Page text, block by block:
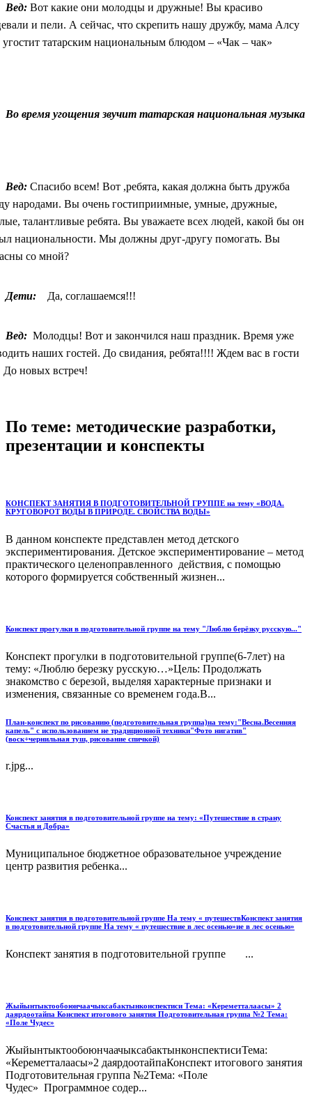
Вед: Вот какие они молодцы и дружные! Вы красиво
и пели. А сейчас, что скрепить нашу дружбу, мама Алсу
угостит татарским национальным блюдом – «Чак – чак»
Во время угощения звучит татарская национальная музыка
Вед: Спасибо всем! Вот ,ребята, какая должна быть дружба
народами. Вы очень гостиприимные, умные, дружные,
талантливые ребята. Вы уважаете всех людей, какой бы он
национальности. Мы должны друг-другу помогать. Вы
со мной?
Дети: Да, соглашаемся!!!
Вед: Молодцы! Вот и закончился наш праздник. Время уже
наших гостей. До свидания, ребята!!!! Ждем вас в гости
До новых встреч!
По теме: методические разработки,
презентации и конспекты
КОНСПЕКТ ЗАНЯТИЯ В ПОДГОТОВИТЕЛЬНОЙ ГРУППЕ на тему «ВОДА.
КРУГОВОРОТ ВОДЫ В ПРИРОДЕ. СВОЙСТВА ВОДЫ»
В данном конспекте представлен метод детского
экспериментирования. Детское экспериментирование – метод
практического целеноправленного действия, с помощью
которого формируется собственный жизнен...
Конспект прогулки в подготовительной группе на тему "Люблю берёзку русскую..."
Конспект прогулки в подготовительной группе(6-7лет) на
тему: «Люблю березку русскую…»Цель: Продолжать
знакомство с березой, выделяя характерные признаки и
изменения, связанные со временем года.В...
План-конспект по рисованию (подготовительная группа)на тему:"Весна.Весенняя
капель" с использованием не традиционной техники"Фото нигатив"
(воск+чернильная туш, рисование спичкой)
r.jpg...
Конспект занятия в подготовительной группе на тему: «Путешествие в страну
Счастья и Добра»
Муниципальное бюджетное образовательное учреждение
центр развития ребенка...
Конспект занятия в подготовительной группе На тему « путешествКонспект занятия
в подготовительной группе На тему « путешествие в лес осенью»ие в лес осенью»
Конспект занятия в подготовительной группе ...
Жыйынтыктообоюнчаачыксабактынконспектиси Тема: «Кереметталаасы» 2
даярдоотайпа Конспект итогового занятия Подготовительная группа №2 Тема:
«Поле Чудес»
ЖыйынтыктообоюнчаачыксабактынконспектисиТема:
«Кереметталаасы»2 даярдоотайпаКонспект итогового занятия
Подготовительная группа №2Тема: «Поле
Чудес» Программное содер...